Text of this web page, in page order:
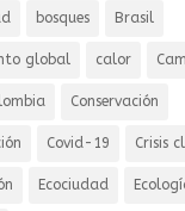
bosques Brasil
global calor
Conservación
Covid-19 Crisis
Ecociudad